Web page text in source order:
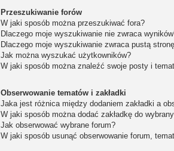
Przeszukiwanie forów
W jaki sposób można przeszukiwać fora?
Dlaczego moje wyszukiwanie nie zwraca
Dlaczego moje wyszukiwanie zwraca pustą
Jak można wyszukać użytkowników?
W jaki sposób można znaleźć swoje posty i
Obserwowanie tematów i zakładki
Jaka jest różnica między dodaniem zakładki a
W jaki sposób można dodać zakładkę do
Jak obserwować wybrane forum?
W jaki sposób usunąć obserwowanie forum,